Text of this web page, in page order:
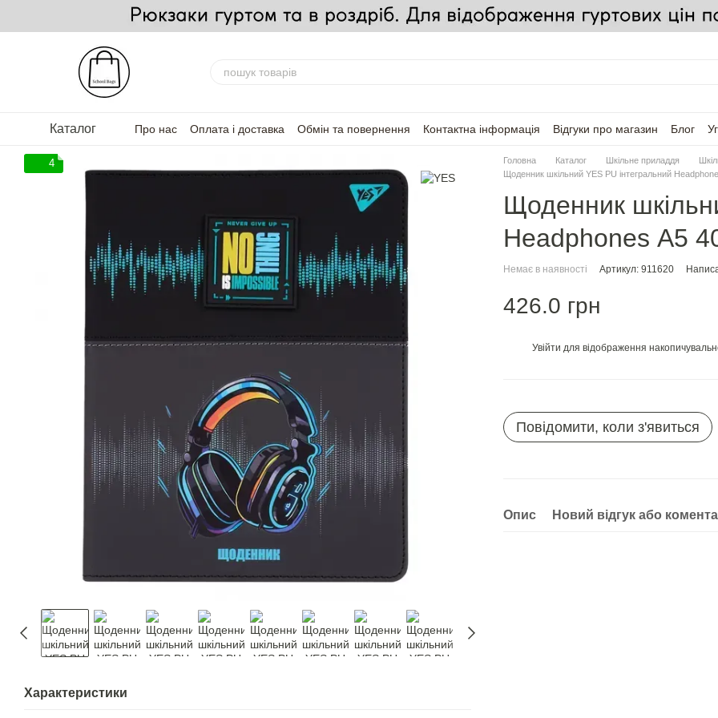
Перейти до основного контенту
Каталог Про нас Оплата і доставка Обмін та повернення Контактна інформація Відгуки про магазин Блог
4
Характеристики
Головна Каталог Шкільне приладдя
Щоденник шкільний YES PU інтегральний
Щоденник
Headphones А5
Немає в наявності Артикул: 911620
426.0 грн
Увійти для відображення
Повідомити, коли з'явиться
Опис Новий відгук або